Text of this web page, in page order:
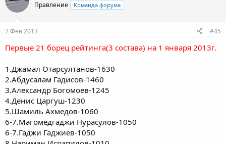
Правление Команда форума
7 Фев 2013 #45
Первые 21 борец рейтинга(3 состава) на 1 января 2013г.
1.Джамал Отарсултанов-1630
2.Абдусалам Гадисов-1460
3.Александр Богомоев-1245
4.Денис Царгуш-1230
5.Шамиль Ахмедов-1060
6-7.Магомедгаджи Нурасулов-1050
6-7.Гаджи Гаджиев-1050